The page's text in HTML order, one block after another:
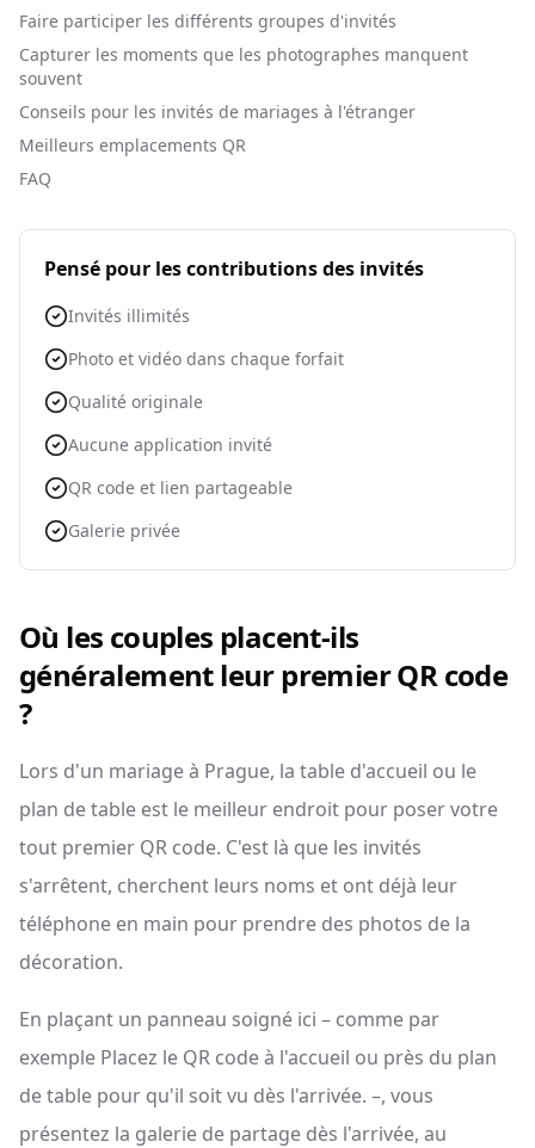
Faire participer les différents groupes d'invités
Capturer les moments que les photographes manquent
souvent
Conseils pour les invités de mariages à l'étranger
Meilleurs emplacements QR
FAQ
Pensé pour les contributions des invités
Invités illimités
Photo et vidéo dans chaque forfait
Qualité originale
Aucune application invité
QR code et lien partageable
Galerie privée
Où les couples placent-ils
généralement leur premier QR code
?
Lors d'un mariage à Prague, la table d'accueil ou le
plan de table est le meilleur endroit pour poser votre
tout premier QR code. C'est là que les invités
s'arrêtent, cherchent leurs noms et ont déjà leur
téléphone en main pour prendre des photos de la
décoration.
En plaçant un panneau soigné ici – comme par
exemple Placez le QR code à l'accueil ou près du plan
de table pour qu'il soit vu dès l'arrivée. –, vous
présentez la galerie de partage dès l'arrivée, au